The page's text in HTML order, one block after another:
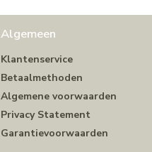
Algemeen
Klantenservice
Betaalmethoden
Algemene voorwaarden
Privacy Statement
Garantievoorwaarden